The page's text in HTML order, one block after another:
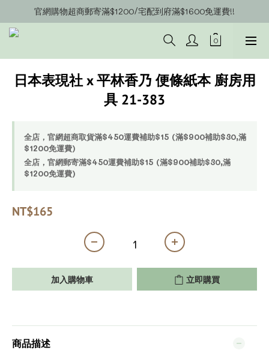
官網會員募集中~立即註冊即可獲得購物金$20!!!
官網購物超商郵寄滿$1200/宅配到府滿$1600免運費!!
官網會員募集中~立即註冊即可獲得購物金$20!!!
日本表現社 x 平林香乃 便條紙本 廚房用
具 21-383
全店，官網超商取貨滿$450運費補助$15 (滿$900補助$30,滿
$1200免運費)
全店，官網郵寄滿$450運費補助$15 (滿$900補助$30,滿
$1200免運費)
NT$165
加入購物車 立即購買
商品描述